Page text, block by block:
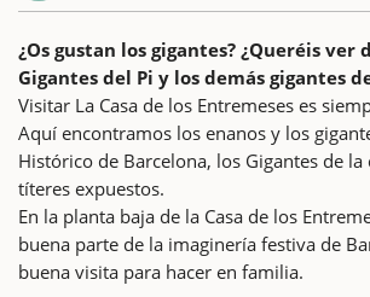
¿Os gustan los gigantes? ¿Queréis ver
Gigantes del Pi y los demás gigantes
Visitar La Casa de los Entremeses es
Aquí encontramos los enanos y los
Histórico de Barcelona, los Gigantes de
títeres expuestos.
En la planta baja de la Casa de los
buena parte de la imaginería festiva de
buena visita para hacer en familia.